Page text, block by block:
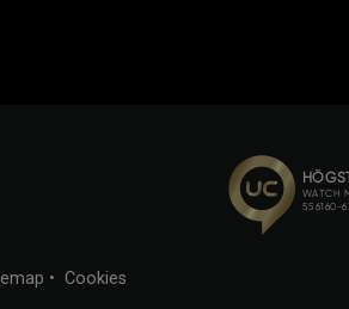
• Cookies